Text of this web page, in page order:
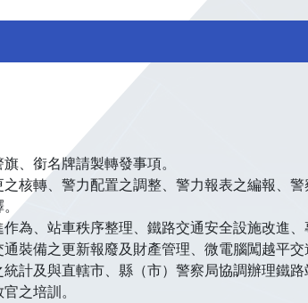
、銜名牌請製轉發事項。
核轉、警力配置之調整、警力報表之編報、警
。
為、站車秩序整理、鐵路交通安全設施改進
裝備之更新報廢及財產管理、微電腦闖越平
計及與直轄市、縣（市）警察局協調辦理鐵路
之培訓。